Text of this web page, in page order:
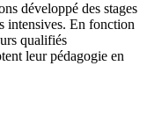
développé des stages
intensives. En fonction
qualifiés
leur pédagogie en